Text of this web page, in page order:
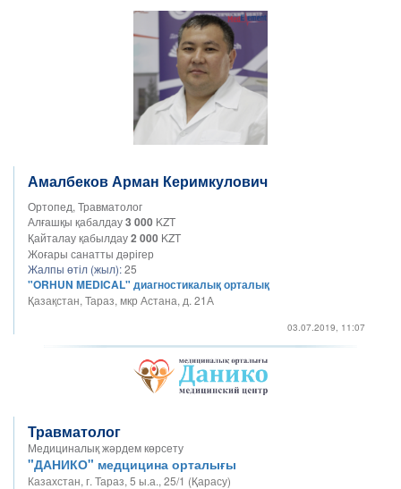
Амалбеков Арман Керимкулович
Ортопед, Травматолог
Алғашқы қабалдау3 000 KZT
Қайталау қабылдау2 000 KZT
Жоғары санатты дәрігер
Жалпы өтіл (жыл):25
"ORHUN MEDICAL" диагностикалық орталық
Қазақстан, Тараз, мкр Астана, д. 21А
03.07.2019, 11:07
Травматолог
Медициналық жәрдем көрсету
"ДАНИКО" медцицина орталығы
Казахстан, г. Тараз, 5 ы.а., 25/1 (Қарасу)